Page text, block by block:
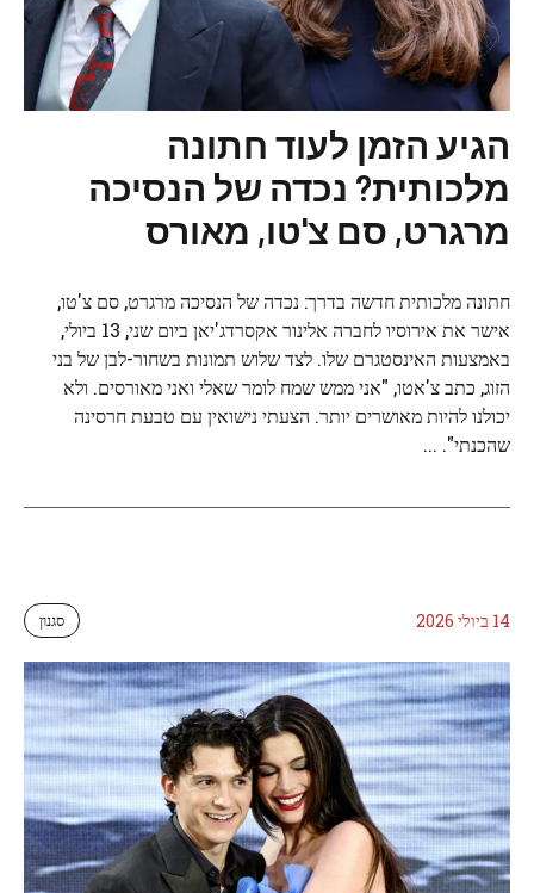
הגיע הזמן לעוד חתונה
מלכותית? נכדה של הנסיכה
מרגרט, סם צ'טו, מאורס
חתונה מלכותית חדשה בדרך: נכדה של הנסיכה מרגרט, סם צ'טו,
אישר את אירוסיו לחברה אלינור אקסרדג'יאן ביום שני, 13 ביולי,
באמצעות האינסטגרם שלו. לצד שלוש תמונות בשחור-לבן של בני
הזוג, כתב צ'אטו, "אני ממש שמח לומר שאלי ואני מאורסים. ולא
יכולנו להיות מאושרים יותר. הצעתי נישואין עם טבעת חרסינה
שהכנתי". ...
14 ביולי 2026 סגנון